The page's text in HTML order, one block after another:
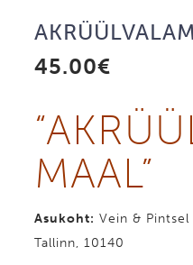
45.00€
­MAAL”
Asukoht: Vein &
Tallinn, 10140